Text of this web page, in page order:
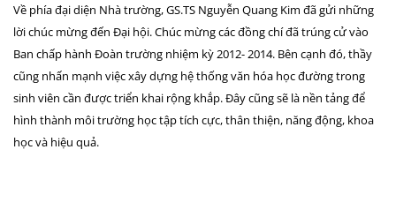
Về phía đại diện Nhà trường, GS.TS Nguyễn Quang Kim đã gửi những
lời chúc mừng đến Đại hội. Chúc mừng các đồng chí đã trúng cử vào
Ban chấp hành Đoàn trường nhiệm kỳ 2012- 2014. Bên cạnh đó, thầy
cũng nhấn mạnh việc xây dựng hệ thống văn hóa học đường trong
sinh viên cần được triển khai rộng khắp. Đây cũng sẽ là nền tảng để
hình thành môi trường học tập tích cực, thân thiện, năng động, khoa
học và hiệu quả.